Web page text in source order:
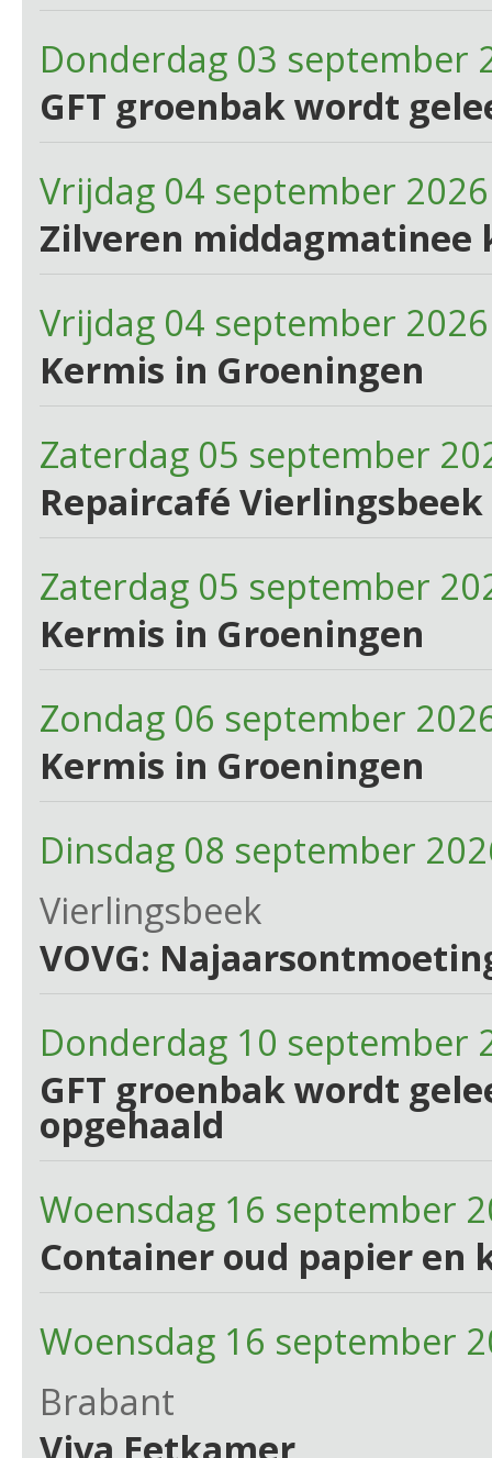
Donderdag 03 september
GFT groenbak wordt
Vrijdag 04 september 2026
Zilveren middagmatinee
Vrijdag 04 september
Kermis in Groeningen
Zaterdag 05 september
Repaircafé
Zaterdag 05 september
Kermis in Groeningen
Zondag 06 september
Kermis in Groeningen
Dinsdag 08 september
Vierlingsbeek
VOVG:
Donderdag 10 september
GFT groenbak wordt
opgehaald
Woensdag 16 september
Container oud papier en
Woensdag 16 september
Brabant